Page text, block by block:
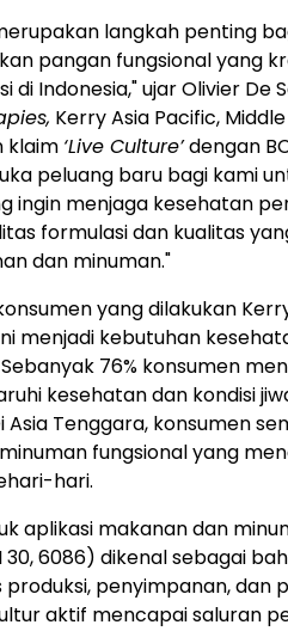
langkah penting
pangan fungsional yang
di Indonesia," ujar Olivier De
Kerry Asia Pacific,
klaim ‘Live Culture’dengan
peluang baru bagi kami
ingin menjaga kesehatan
formulasi dan kualitas
dan minuman."
yang dilakukan
menjadi kebutuhan
76% konsumen
kesehatan dan kondisi
Asia Tenggara, konsumen
fungsional yang
hari.
aplikasi makanan dan
30, 6086) dikenal sebagai
penyimpanan, dan
aktif mencapai saluran